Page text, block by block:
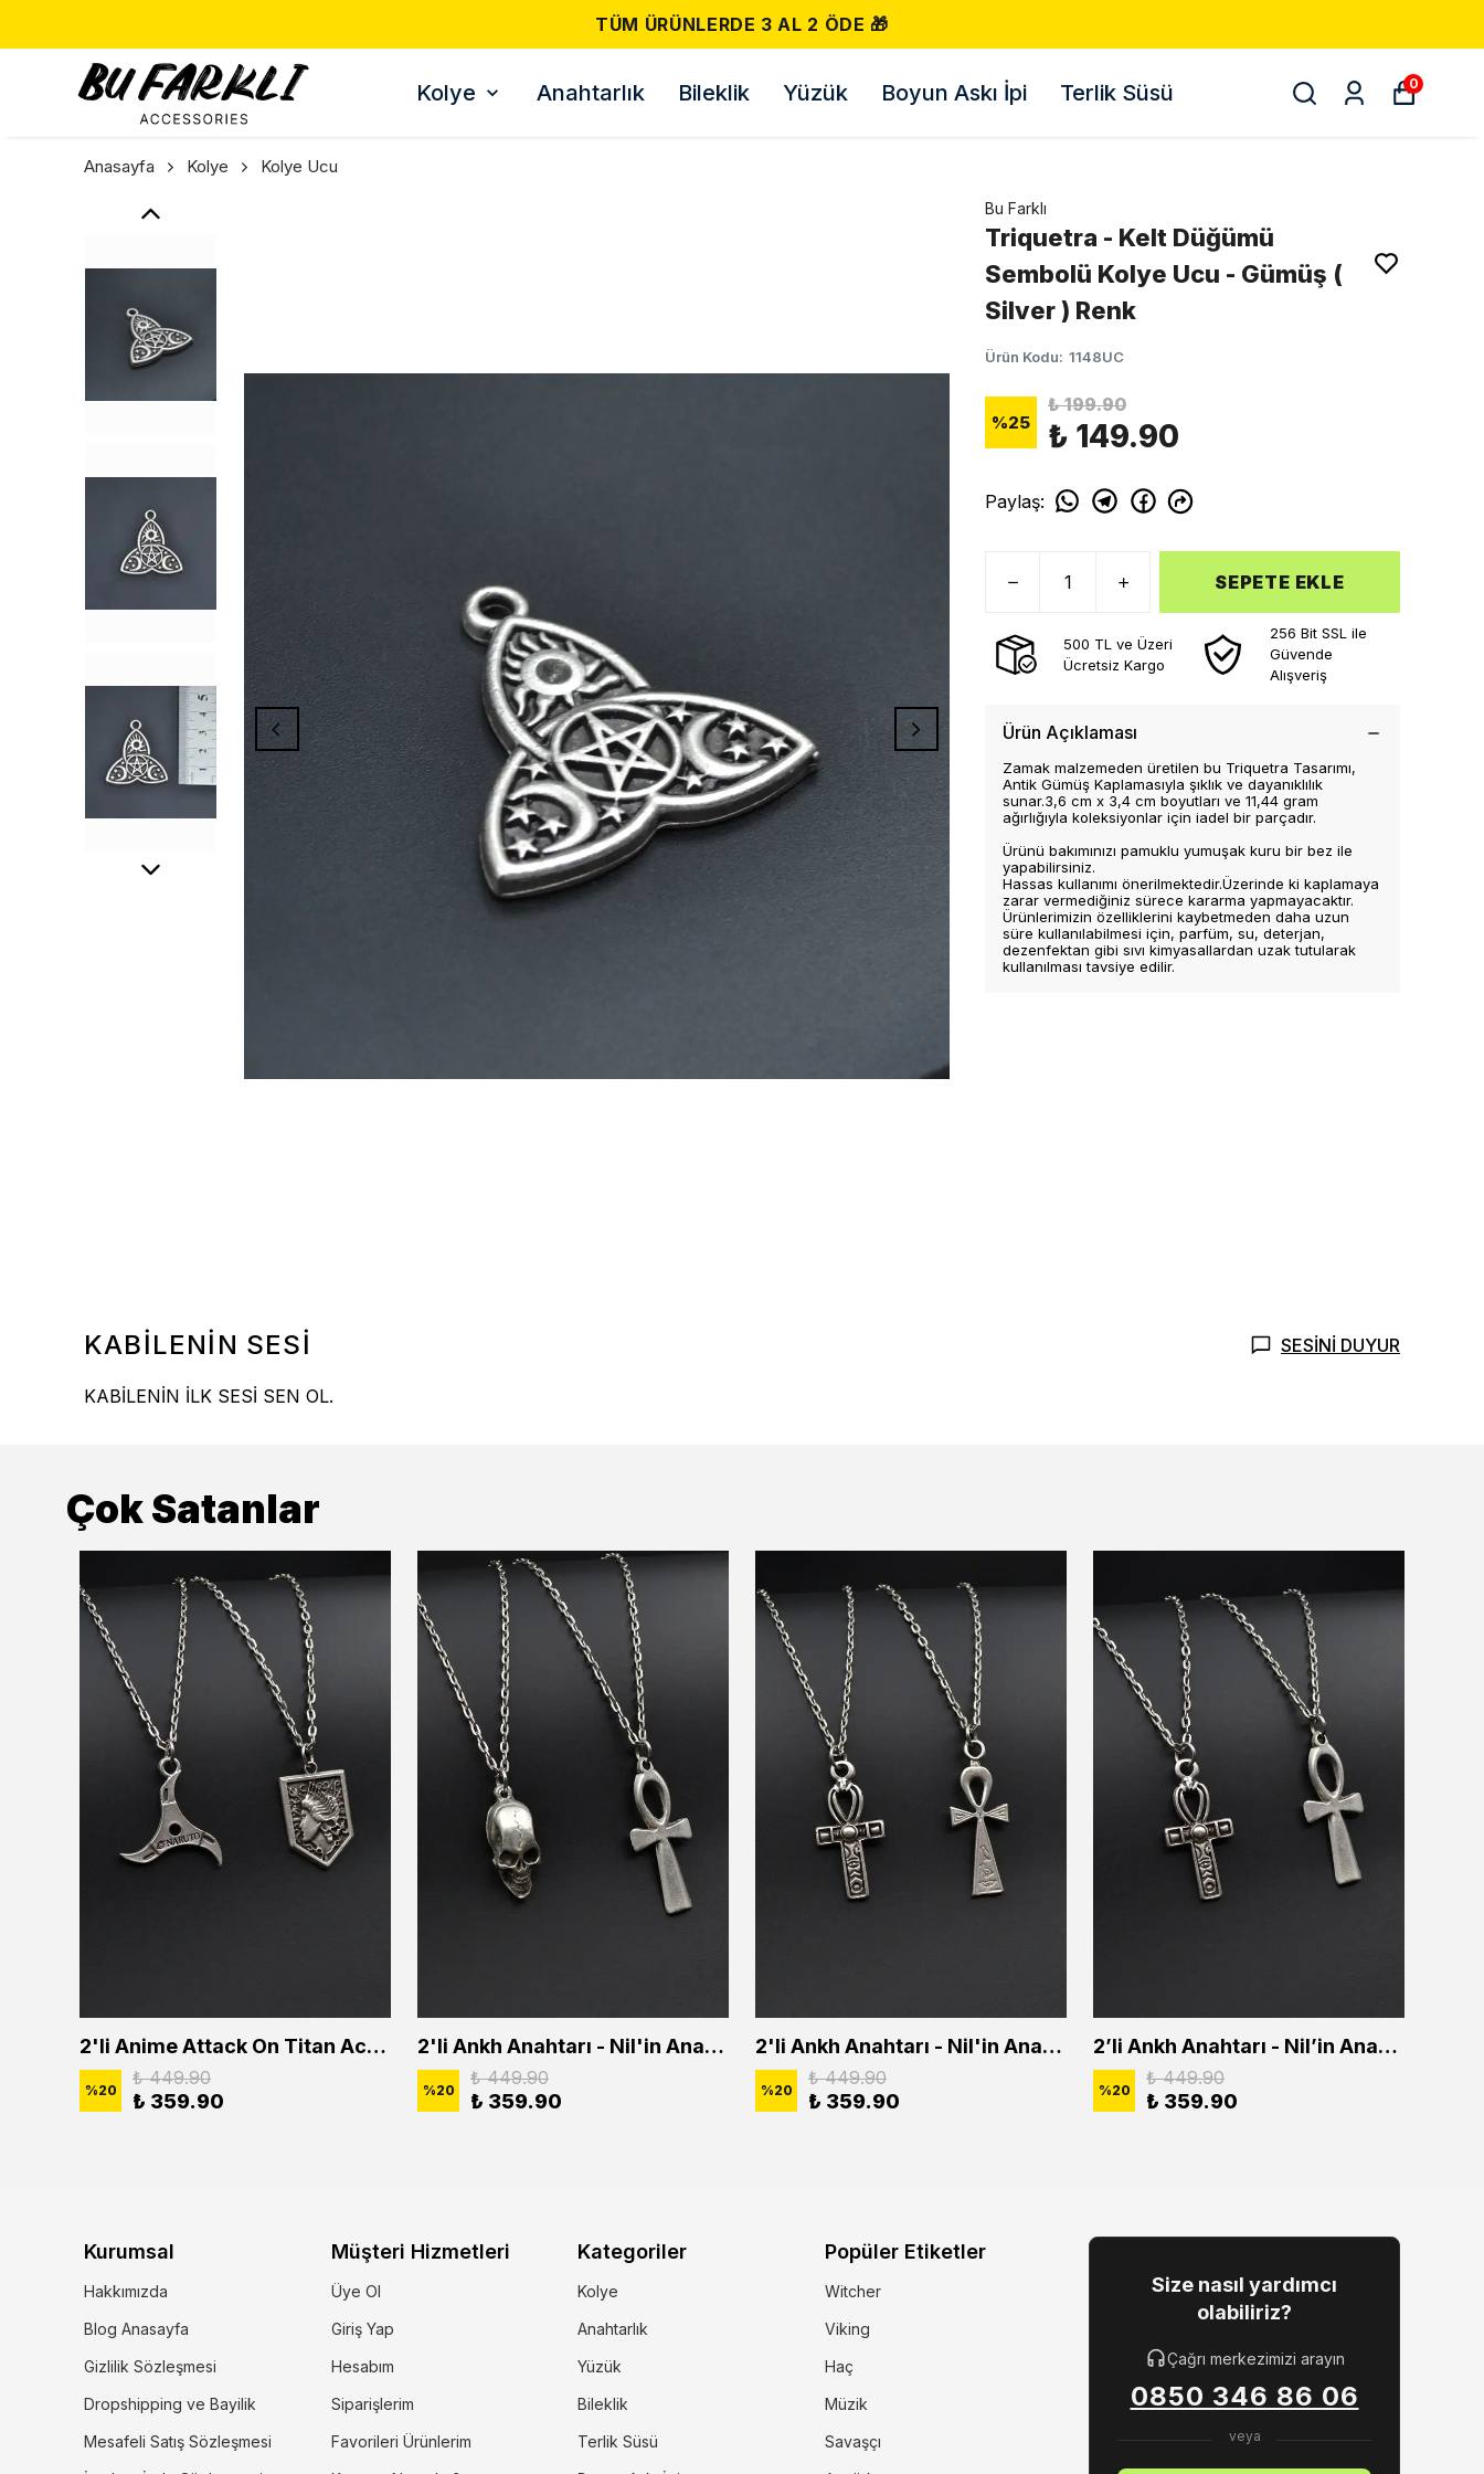
500 TL VE ÜZERI ÜCRETSIZ KARGO! 📦
Kolye Anahtarlık Bileklik Yüzük Boyun Askı İpi Terlik Süsü 0
Anasayfa Kolye Kolye Ucu
Bu Farklı
Triquetra - Kelt Düğümü
Sembolü Kolye Ucu - Gümüş (
Silver ) Renk
Ürün Kodu: 1148UC
%25
₺ 199.90
₺ 149.90
Paylaş:
SEPETE EKLE
500 TL ve Üzeri
Ücretsiz Kargo
256 Bit SSL ile
Güvende
Alışveriş
Ürün Açıklaması
Zamak malzemeden üretilen bu Triquetra Tasarımı,
Antik Gümüş Kaplamasıyla şıklık ve dayanıklılık
sunar.3,6 cm x 3,4 cm boyutları ve 11,44 gram
ağırlığıyla koleksiyonlar için iadel bir parçadır.
Ürünü bakımınızı pamuklu yumuşak kuru bir bez ile
yapabilirsiniz.
Hassas kullanımı önerilmektedir.Üzerinde ki kaplamaya
zarar vermediğiniz sürece kararma yapmayacaktır.
Ürünlerimizin özelliklerini kaybetmeden daha uzun
süre kullanılabilmesi için, parfüm, su, deterjan,
dezenfektan gibi sıvı kimyasallardan uzak tutularak
kullanılması tavsiye edilir.
KABİLENİN SESİ SESİNİ DUYUR
KABİLENİN İLK SESİ SEN OL.
Çok Satanlar
2'li Anime Attack On Titan Acrylic Maria Anime Naruto Erkek Kadın Kolye Seti
%20
₺ 449.90
₺ 359.90
2'li Ankh Anahtarı - Nil'in Anahtarı - Kuru Kafa Erkek Kadın Kolye Seti
%20
₺ 449.90
₺ 359.90
2'li Ankh Anahtarı - Nil'in Anahtarı Erkek Kadın Kolye Seti
%20
₺ 449.90
₺ 359.90
2’li Ankh Anahtarı - Nil’in Anahtarı Erkek Kadın Kolye Seti
%20
₺ 449.90
₺ 359.90
Kurumsal
Hakkımızda
Blog Anasayfa
Gizlilik Sözleşmesi
Dropshipping ve Bayilik
Mesafeli Satış Sözleşmesi
Müşteri Hizmetleri
Üye Ol
Giriş Yap
Hesabım
Siparişlerim
Favorileri Ürünlerim
Kategoriler
Kolye
Anahtarlık
Yüzük
Bileklik
Terlik Süsü
Popüler Etiketler
Witcher
Viking
Haç
Müzik
Savaşçı
Size nasıl yardımcı
olabiliriz?
Çağrı merkezimizi arayın
0850 346 86 06